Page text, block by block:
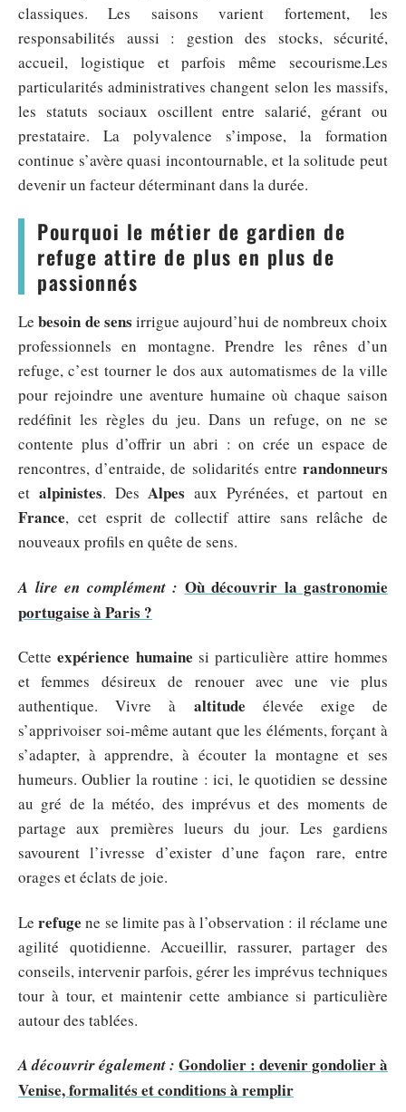
classiques. Les saisons varient fortement, les
responsabilités aussi : gestion des stocks, sécurité,
accueil, logistique et parfois même secourisme.Les
particularités administratives changent selon les massifs,
les statuts sociaux oscillent entre salarié, gérant ou
prestataire. La polyvalence s’impose, la formation
continue s’avère quasi incontournable, et la solitude peut
devenir un facteur déterminant dans la durée.
Pourquoi le métier de gardien de
refuge attire de plus en plus de
passionnés
Lebesoin de sens irrigue aujourd’hui de nombreux choix
professionnels en montagne. Prendre les rênes d’un
refuge, c’est tourner le dos aux automatismes de la ville
pour rejoindre une aventure humaine où chaque saison
redéfinit les règles du jeu. Dans un refuge, on ne se
contente plus d’offrir un abri : on crée un espace de
rencontres, d’entraide, de solidarités entre randonneurs
et alpinistes. DesAlpes aux Pyrénées, et partout en
France, cet esprit de collectif attire sans relâche de
nouveaux profils en quête de sens.
A lire en complément : Où découvrir la gastronomie
portugaise à Paris ?
Cetteexpérience humaine si particulière attire hommes
et femmes désireux de renouer avec une vie plus
authentique. Vivre à altitude élevée exige de
s’apprivoiser soi-même autant que les éléments, forçant à
s’adapter, à apprendre, à écouter la montagne et ses
humeurs. Oublier la routine : ici, le quotidien se dessine
au gré de la météo, des imprévus et des moments de
partage aux premières lueurs du jour. Les gardiens
savourent l’ivresse d’exister d’une façon rare, entre
orages et éclats de joie.
Lerefuge ne se limite pas à l’observation : il réclame une
agilité quotidienne. Accueillir, rassurer, partager des
conseils, intervenir parfois, gérer les imprévus techniques
tour à tour, et maintenir cette ambiance si particulière
autour des tablées.
A découvrir également : Gondolier : devenir gondolier à
Venise, formalités et conditions à remplir